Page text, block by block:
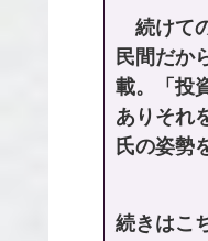
続けて
民間だか
載。「投
ありそれ
氏の姿勢
続きはこ